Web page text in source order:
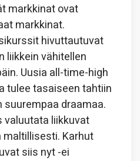
markkinat ovat
markkinat.
hivuttautuvat
liikkein vähitellen
Uusia all-time-high
tulee tasaiseen tahtiin
suurempaa draamaa.
valuutata liikkuvat
maltillisesti. Karhut
siis nyt -ei